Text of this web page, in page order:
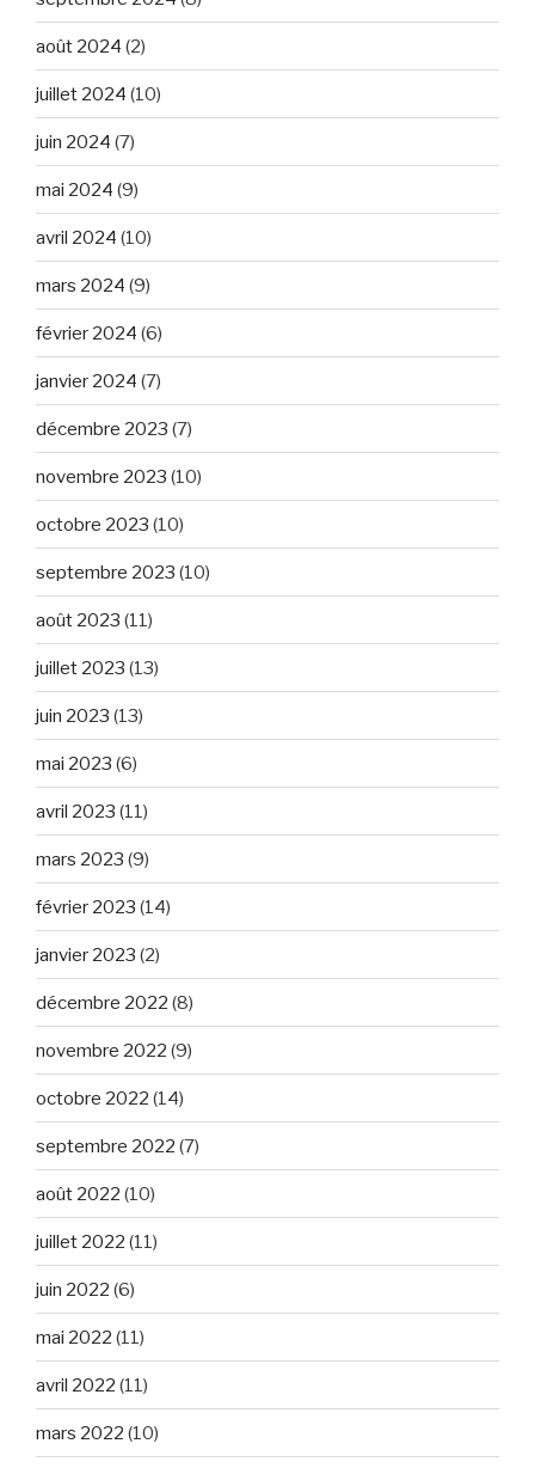
août 2024 (2)
juillet 2024 (10)
juin 2024 (7)
mai 2024 (9)
avril 2024 (10)
mars 2024 (9)
février 2024 (6)
janvier 2024 (7)
décembre 2023 (7)
novembre 2023 (10)
octobre 2023 (10)
septembre 2023 (10)
août 2023 (11)
juillet 2023 (13)
juin 2023 (13)
mai 2023 (6)
avril 2023 (11)
mars 2023 (9)
février 2023 (14)
janvier 2023 (2)
décembre 2022 (8)
novembre 2022 (9)
octobre 2022 (14)
septembre 2022 (7)
août 2022 (10)
juillet 2022 (11)
juin 2022 (6)
mai 2022 (11)
avril 2022 (11)
mars 2022 (10)